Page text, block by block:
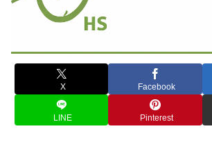
X Facebook
LINE Pinterest